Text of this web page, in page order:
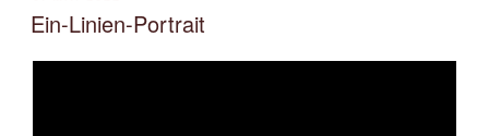
AM
Ein-Linien-Portrait